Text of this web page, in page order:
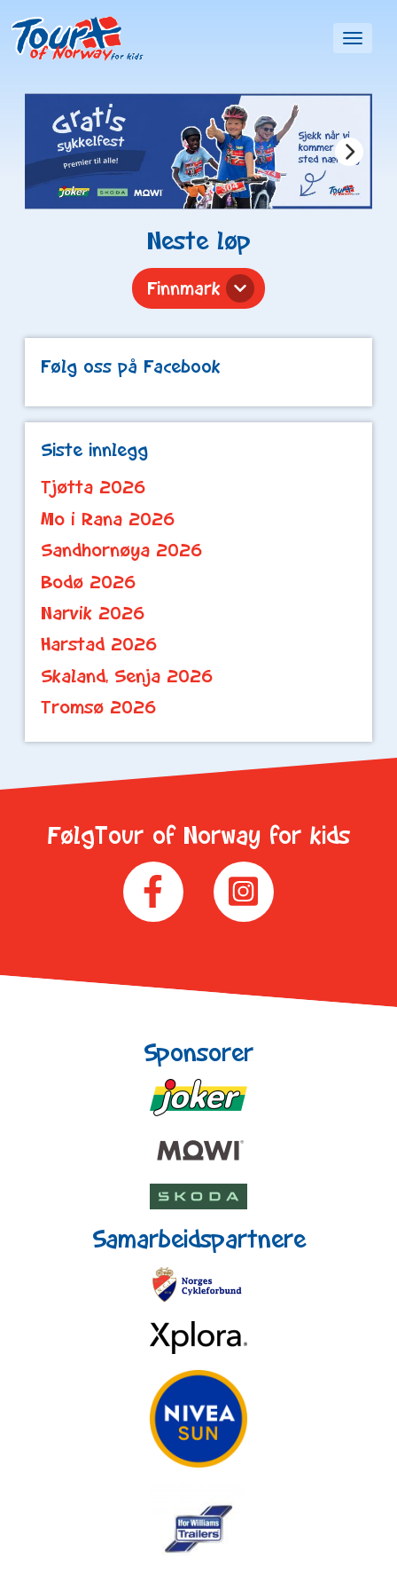
Toggle
Neste løp
Finnmark
Følg oss på Facebook
Siste innlegg
Tjøtta 2026
Mo i Rana 2026
Sandhornøya 2026
Bodø 2026
Narvik 2026
Harstad 2026
Skaland, Senja 2026
Tromsø 2026
FølgTour of Norway for kids
Sponsorer
Samarbeidspartnere